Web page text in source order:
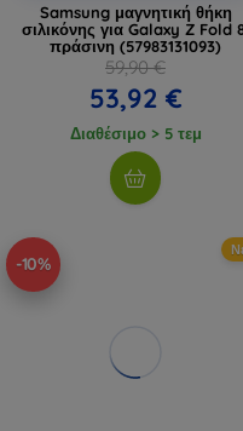
Samsung μαγνητική θήκη
σιλικόνης για Galaxy Z Fold
πράσινη (57983131093)
59,90 €
53,92 €
Διαθέσιμο > 5 τεμ
-10%